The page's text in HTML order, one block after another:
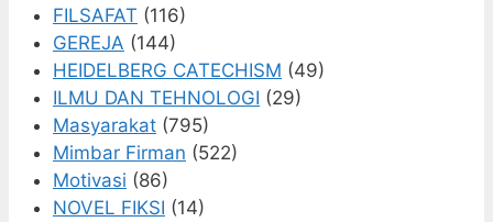
FILSAFAT (116)
GEREJA (144)
HEIDELBERG CATECHISM (49)
ILMU DAN TEHNOLOGI (29)
Masyarakat (795)
Mimbar Firman (522)
Motivasi (86)
NOVEL FIKSI (14)